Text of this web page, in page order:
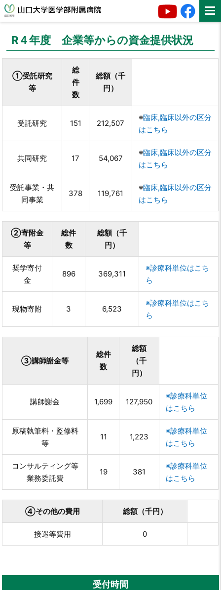
R４年度 企業等からの資金提供状況
①受託研究
等
総
件
数
総額（千
円）
受託研究 151 212,507
※臨床,臨床以外の区分
はこちら
共同研究 17 54,067
※臨床,臨床以外の区分
はこちら
受託事業・共
同事業
378 119,761
※臨床,臨床以外の区分
はこちら
②寄附金
等
総件
数
総額（千
円）
奨学寄付
金
896 369,311
※診療科単位はこち
ら
現物寄附 3 6,523
※診療科単位はこち
ら
③講師謝金等
総件
数
総額
（千
円）
講師謝金 1,699 127,950
※診療科単位
はこちら
原稿執筆料・監修料
等
11 1,223
※診療科単位
はこちら
コンサルティング等
業務委託費
19 381
※診療科単位
はこちら
④その他の費用 総額（千円）
接遇等費用 0
受付時間